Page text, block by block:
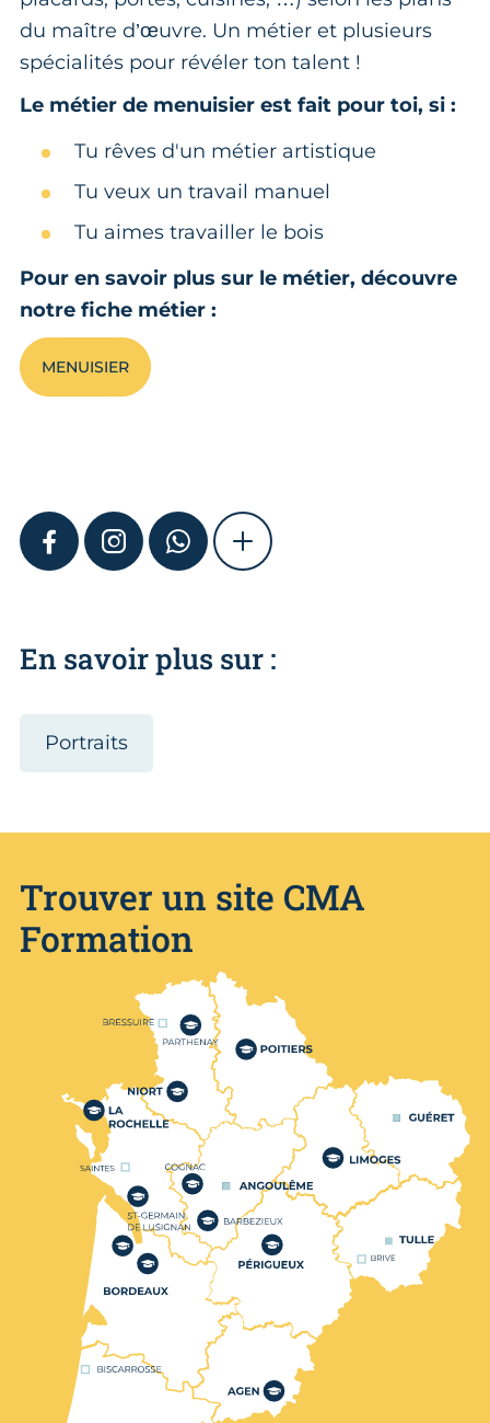
du maître d’œuvre. Un métier et plusieurs
spécialités pour révéler ton talent !
Le métier de menuisier est fait pour toi, si :
Tu rêves d'un métier artistique
Tu veux un travail manuel
Tu aimes travailler le bois
Pour en savoir plus sur le métier, découvre
notre fiche métier :
MENUISIER
FACEBOOKINSTAGRAMWHATSAPPSHOW MORE
En savoir plus sur :
Portraits
Trouver un site CMA
Formation
Nos centres de formation